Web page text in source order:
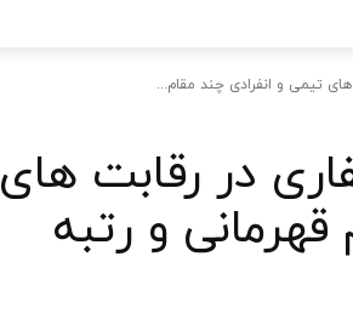
تیمی و انفرادی چند مقام...
در رقابت های
و رتبه